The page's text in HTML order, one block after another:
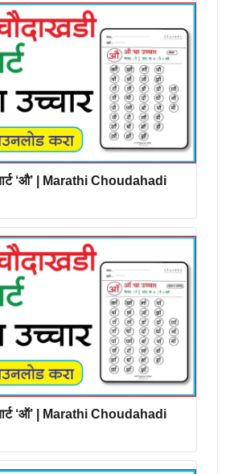
‘औ’ | Marathi Choudahadi
‘ऑ’ | Marathi Choudahadi